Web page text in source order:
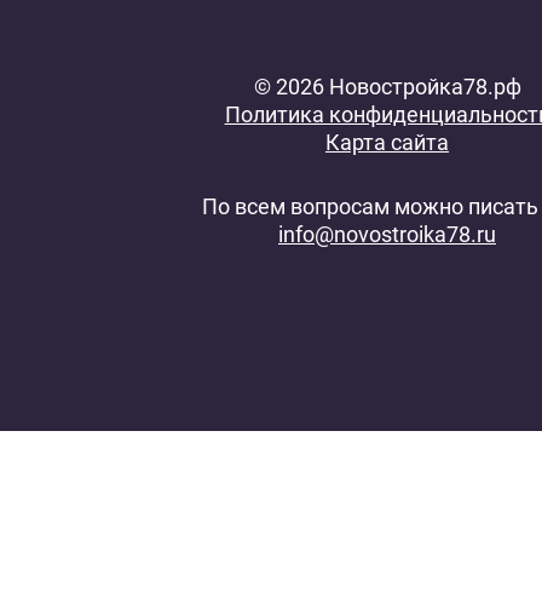
© 2026 Новостройка78.рф
Политика
Карта сайта
По всем вопросам можно писать
info@novostroika78.ru